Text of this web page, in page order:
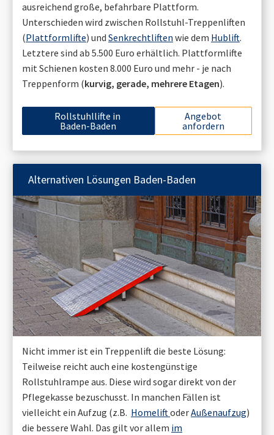
ausreichend große, befahrbare Plattform.
Unterschieden wird zwischen Rollstuhl-Treppenliften
(Plattformlifte) und Senkrechtliften wie dem Hublift.
Letztere sind ab 5.500 Euro erhältlich. Plattformlifte
mit Schienen kosten 8.000 Euro und mehr - je nach
Treppenform (kurvig, gerade, mehrere Etagen).
Rollstuhllifte in
Baden-Baden
Angebot
anfordern
Alternativen Lösungen Baden-Baden
Nicht immer ist ein Treppenlift die beste Lösung:
Teilweise reicht auch eine kostengünstige
Rollstuhlrampe aus. Diese wird sogar direkt von der
Pflegekasse bezuschusst. In manchen Fällen ist
vielleicht ein Aufzug (z.B. HomeliftoderAußenaufzug)
die bessere Wahl. Das gilt vor allem im